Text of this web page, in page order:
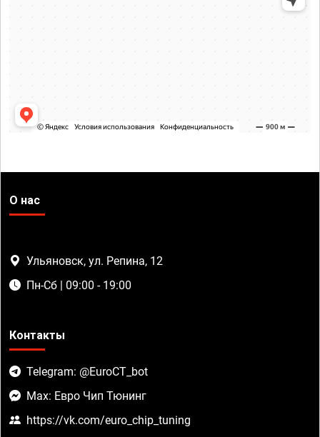
О нас
Ульяновск, ул. Репина, 12
Пн-Сб | 09:00 - 19:00
Контакты
Telegram: @EuroCT_bot
Max: Евро Чип Тюнинг
https://vk.com/euro_chip_tuning